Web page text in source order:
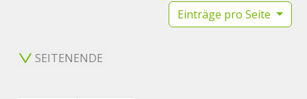
Einträge pro Seite
SEITENENDE